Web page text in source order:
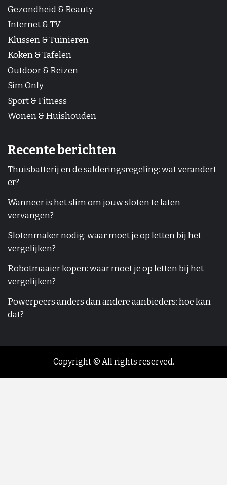
Gezondheid & Beauty
Internet & TV
Klussen & Tuinieren
Koken & Tafelen
Outdoor & Reizen
Sim Only
Sport & Fitness
Wonen & Huishouden
Recente berichten
Thuisbatterij en de salderingsregeling: wat verandert
er?
Wanneer is het slim om jouw sloten te laten
vervangen?
Slotenmaker nodig: waar moet je op letten bij het
vergelijken?
Robotmaaier kopen: waar moet je op letten bij het
vergelijken?
Powerpeers anders dan andere aanbieders: hoe kan
dat?
Copyright © All rights reserved.